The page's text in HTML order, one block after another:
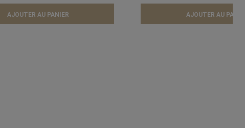
AJOUTER AU PANIER AJOUTER AU